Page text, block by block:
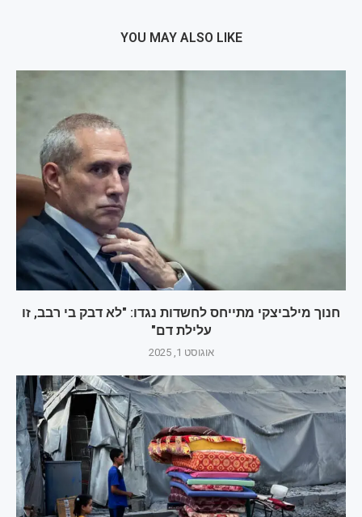
YOU MAY ALSO LIKE
חנוך מילביצקי מתייחס לחשדות נגדו: "לא דבק בי רבב, זו
עלילת דם"
אוגוסט 1, 2025